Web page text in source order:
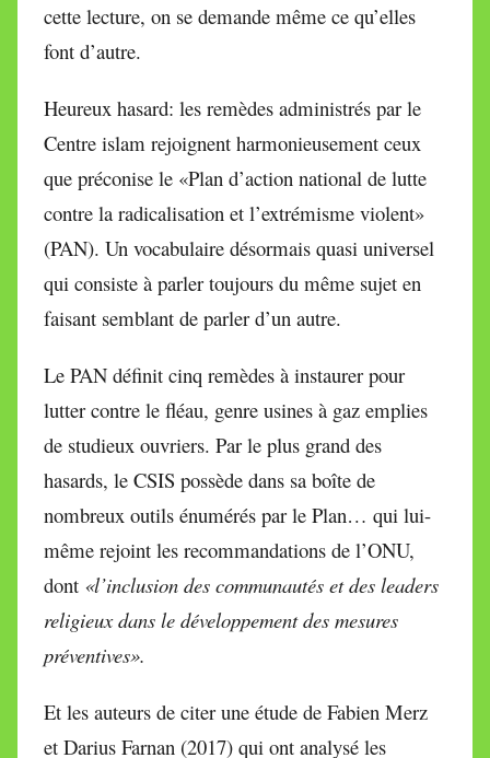
cette lecture, on se demande même ce qu’elles
font d’autre.
Heureux hasard: les remèdes administrés par le
Centre islam rejoignent harmonieusement ceux
que préconise le «Plan d’action national de lutte
contre la radicalisation et l’extrémisme violent»
(PAN). Un vocabulaire désormais quasi universel
qui consiste à parler toujours du même sujet en
faisant semblant de parler d’un autre.
Le PAN définit cinq remèdes à instaurer pour
lutter contre le fléau, genre usines à gaz emplies
de studieux ouvriers. Par le plus grand des
hasards, le CSIS possède dans sa boîte de
nombreux outils énumérés par le Plan… qui lui-
même rejoint les recommandations de l’ONU,
dont «l’inclusion des communautés et des leaders
religieux dans le développement des mesures
préventives».
Et les auteurs de citer une étude de Fabien Merz
et Darius Farnan (2017) qui ont analysé les